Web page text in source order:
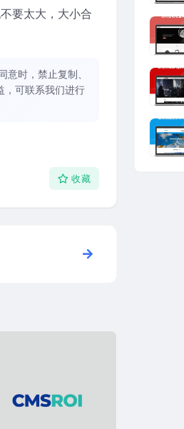
要太大，大小合
时，禁止复制、
，可联系我们进行
收藏